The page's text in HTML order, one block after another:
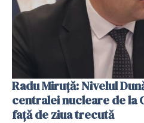
Radu Miruţă: Nivelul
centralei nucleare de la
faţă de ziua trecută